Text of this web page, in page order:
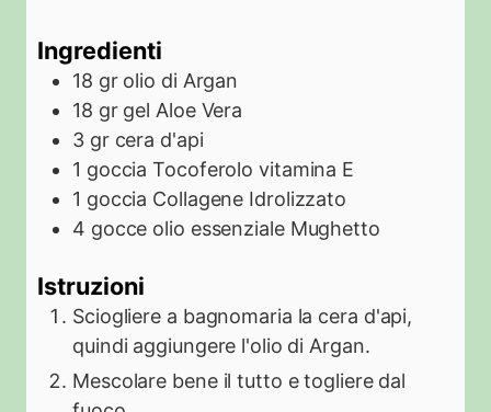
Ingredienti
18 gr olio di Argan
18 gr gel Aloe Vera
3 gr cera d'api
1 goccia Tocoferolo vitamina E
1 goccia Collagene Idrolizzato
4 gocce olio essenziale Mughetto
Istruzioni
Sciogliere a bagnomaria la cera d'api,
quindi aggiungere l'olio di Argan.
Mescolare bene il tutto e togliere dal